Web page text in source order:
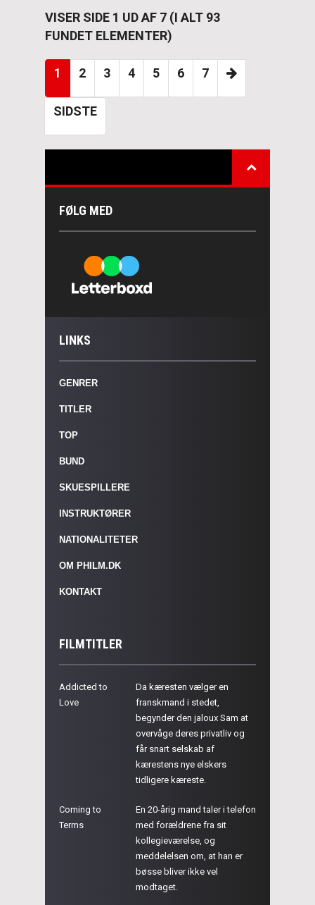
VISER SIDE 1 UD AF 7 (I ALT 93
FUNDET ELEMENTER)
1 2 3 4 5 6 7
SIDSTE
FØLG MED
LINKS
GENRER
TITLER
TOP
BUND
SKUESPILLERE
INSTRUKTØRER
NATIONALITETER
OM PHILM.DK
KONTAKT
FILMTITLER
Addicted to
Love
Da kæresten vælger en
franskmand i stedet,
begynder den jaloux Sam at
overvåge deres privatliv og
får snart selskab af
kærestens nye elskers
tidligere kæreste.
Coming to
Terms
En 20-årig mand taler i telefon
med forældrene fra sit
kollegieværelse, og
meddelelsen om, at han er
bøsse bliver ikke vel
modtaget.